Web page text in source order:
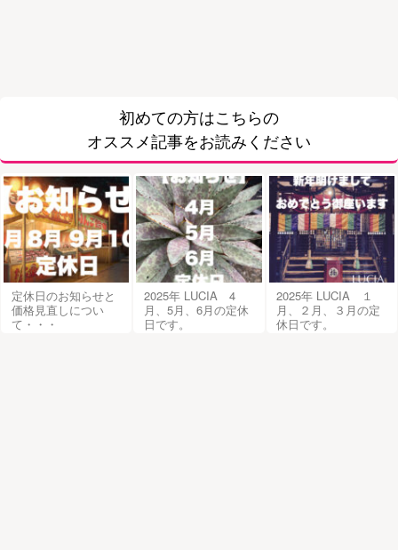
初めての方はこちらの
オススメ記事をお読みください
定休日のお知らせと
価格見直しについ
て・・・
2025年 LUCIA 4
月、5月、6月の定休
日です。
2025年 LUCIA １
月、２月、３月の定
休日です。